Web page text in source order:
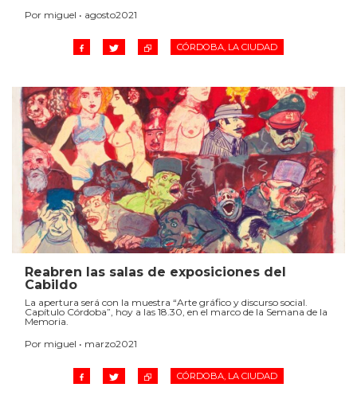
Por miguel • agosto2021
CÓRDOBA, LA CIUDAD
Reabren las salas de exposiciones del
Cabildo
La apertura será con la muestra “Arte gráfico y discurso social.
Capítulo Córdoba”, hoy a las 18.30, en el marco de la Semana de la
Memoria.
Por miguel • marzo2021
CÓRDOBA, LA CIUDAD